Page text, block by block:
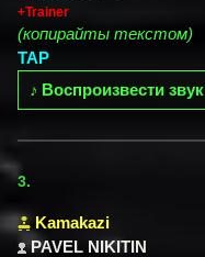
+Trainer
(копирайты текстом)
TAP
♪ Воспроизвести звук
3.
Kamakazi
PAVEL NIKITIN